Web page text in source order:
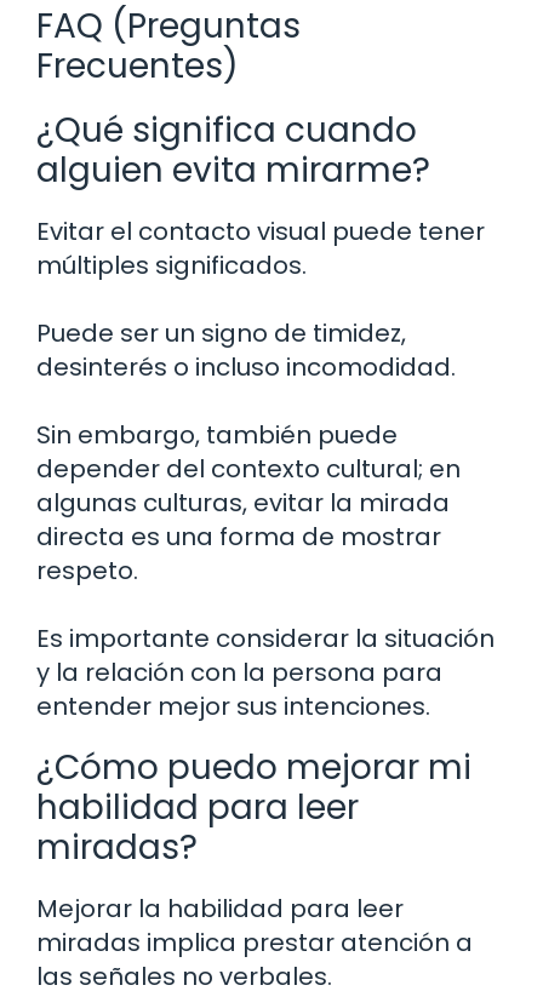
FAQ (Preguntas
Frecuentes)
¿Qué significa cuando
alguien evita mirarme?
Evitar el contacto visual puede tener
múltiples significados.
Puede ser un signo de timidez,
desinterés o incluso incomodidad.
Sin embargo, también puede
depender del contexto cultural; en
algunas culturas, evitar la mirada
directa es una forma de mostrar
respeto.
Es importante considerar la situación
y la relación con la persona para
entender mejor sus intenciones.
¿Cómo puedo mejorar mi
habilidad para leer
miradas?
Mejorar la habilidad para leer
miradas implica prestar atención a
las señales no verbales.